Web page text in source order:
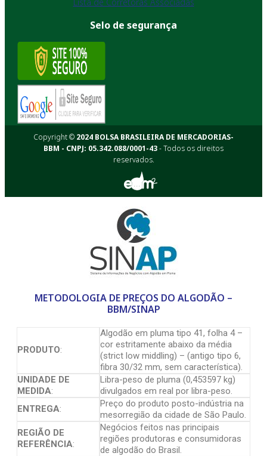
Selo de segurança
Copyright © 2024 BOLSA BRASILEIRA DE MERCADORIAS-
BBM - CNPJ: 05.342.088/0001-43- Todos os direitos
reservados.
METODOLOGIA DE PREÇOS DO ALGODÃO –
BBM/SINAP
PRODUTO:
Algodão em pluma tipo 41, folha 4 –
cor estritamente abaixo da média
(strict low middling) – (antigo tipo 6,
fibra 30/32 mm, sem característica).
UNIDADE DE
MEDIDA:
Libra-peso de pluma (0,453597 kg)
divulgados em real por libra-peso.
ENTREGA:
Preço do produto posto-indústria na
mesorregião da cidade de São Paulo.
REGIÃO DE
REFERÊNCIA:
Negócios feitos nas principais
regiões produtoras e consumidoras
de algodão do Brasil.